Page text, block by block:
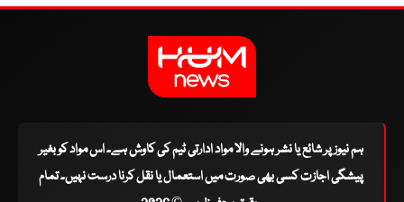
ہم نیوز پر شائع یا نشر ہونے والا مواد ادارتی ٹیم کی کاوش ہے۔ اس مواد کو بغیر
پیشگی اجازت کسی بھی صورت میں استعمال یا نقل کرنا درست نہیں۔ تمام